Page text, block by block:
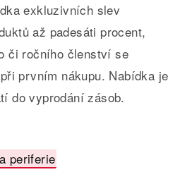
exkluzivních slev
až padesáti procent,
či ročního členství se
prvním nákupu. Nabídka je
do vyprodání zásob.
periferie